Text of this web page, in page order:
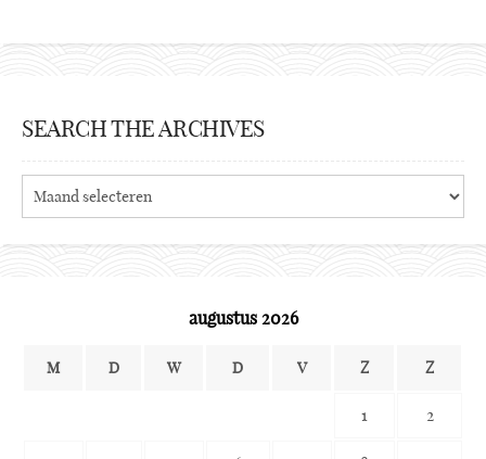
SEARCH THE ARCHIVES
the
augustus 2026
M D W D V Z Z
1 2